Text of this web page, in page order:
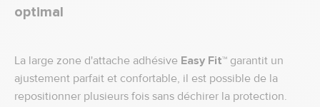
optimal
La large zone d'attache adhésive Easy Fit™ garantit un
ajustement parfait et confortable, il est possible de la
repositionner plusieurs fois sans déchirer la protection.